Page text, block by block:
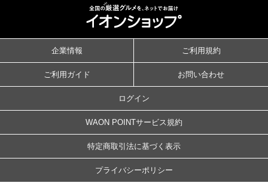
企業情報 ご利用規約
ご利用ガイド お問い合わせ
ログイン
WAON POINTサービス規約
特定商取引法に基づく表示
プライバシーポリシー